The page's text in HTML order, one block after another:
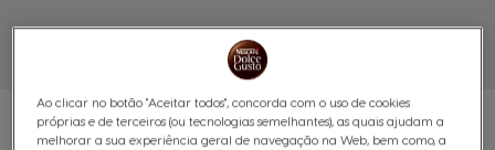
Ao clicar no botão "Aceitar todos", concorda com o uso de cookies
próprias e de terceiros (ou tecnologias semelhantes), as quais ajudam a
melhorar a sua experiência geral de navegação na Web, bem como, a